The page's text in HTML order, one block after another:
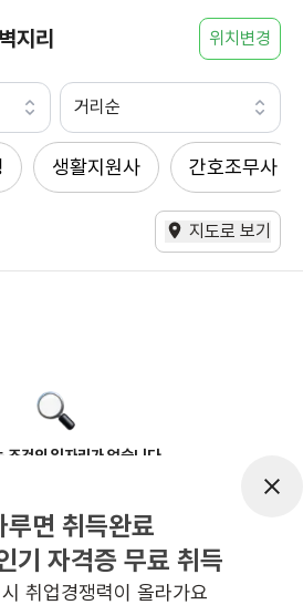
지리 위치변경
거리순
생활지원사 간호조무사
지도로 보기
조건의 일자리가 없습니다
이내의 일자리 확인하기
루면 취득완료
기 자격증 무료 취득
취업경쟁력이 올라가요